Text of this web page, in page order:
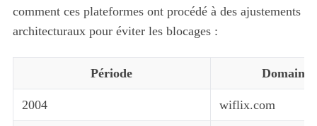
comment ces plateformes ont procédé à des ajustements
architecturaux pour éviter les blocages :
Période
2004 wiflix.com